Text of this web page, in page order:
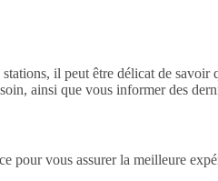
il peut être délicat de
ainsi que vous informer des
vous assurer la meilleure